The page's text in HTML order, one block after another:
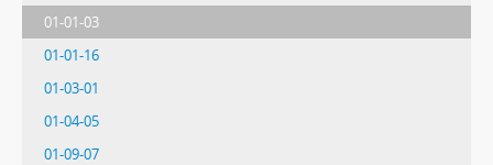
01-01-03
01-01-16
01-03-01
01-04-05
01-09-07